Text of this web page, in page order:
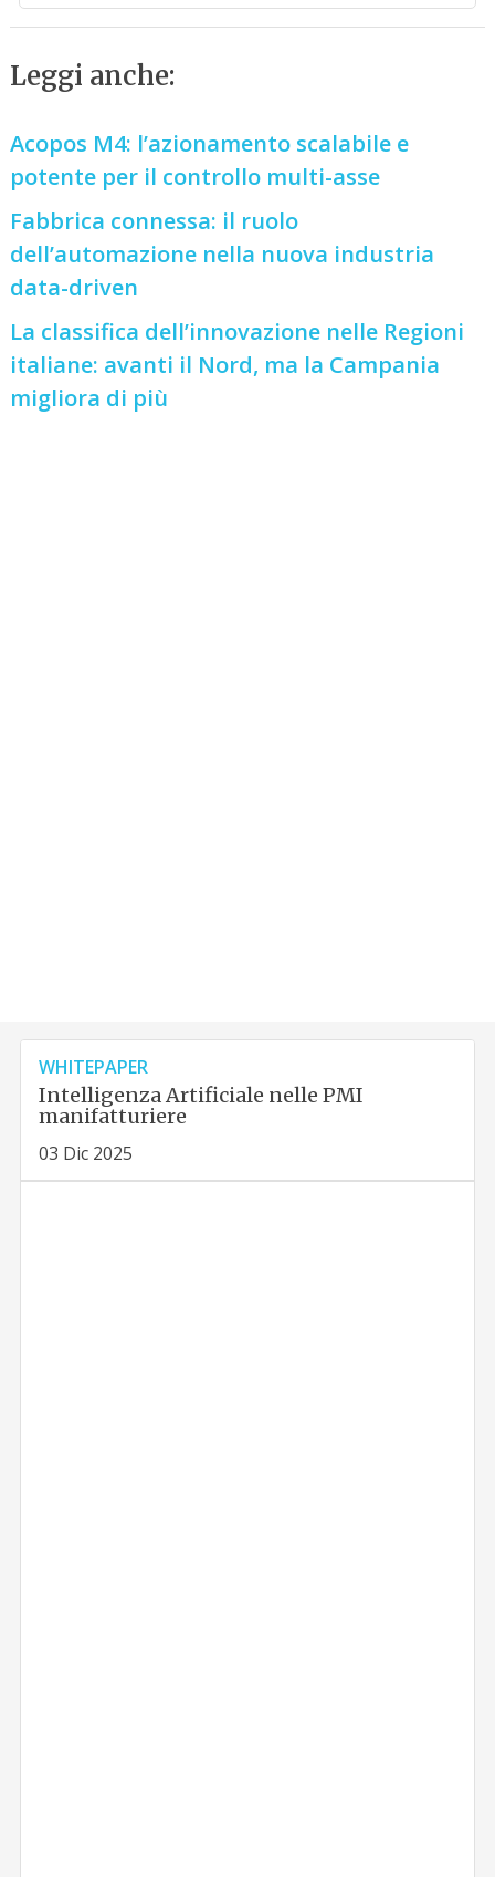
Leggi anche:
Acopos M4: l’azionamento scalabile e
potente per il controllo multi-asse
Fabbrica connessa: il ruolo
dell’automazione nella nuova industria
data-driven
La classifica dell’innovazione nelle Regioni
italiane: avanti il Nord, ma la Campania
migliora di più
WHITEPAPER
Intelligenza Artificiale nelle PMI
manifatturiere
03 Dic 2025